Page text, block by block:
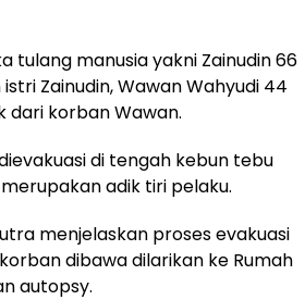
manusia yakni Zainudin 66
Zainudin, Wawan Wahyudi 44
dari korban Wawan.
di tengah kebun tebu
adik tiri pelaku.
menjelaskan proses evakuasi
dibawa dilarikan ke Rumah
autopsy.